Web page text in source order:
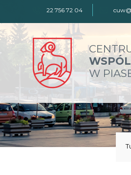
22 756 72 04
W